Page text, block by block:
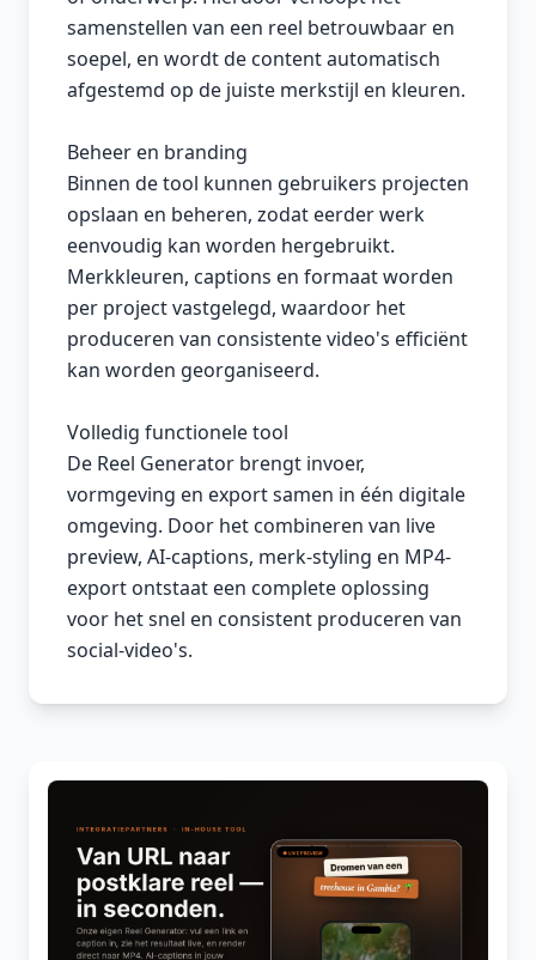
samenstellen van een reel betrouwbaar en
soepel, en wordt de content automatisch
afgestemd op de juiste merkstijl en kleuren.
Beheer en branding
Binnen de tool kunnen gebruikers projecten
opslaan en beheren, zodat eerder werk
eenvoudig kan worden hergebruikt.
Merkkleuren, captions en formaat worden
per project vastgelegd, waardoor het
produceren van consistente video's efficiënt
kan worden georganiseerd.
Volledig functionele tool
De Reel Generator brengt invoer,
vormgeving en export samen in één digitale
omgeving. Door het combineren van live
preview, AI-captions, merk-styling en MP4-
export ontstaat een complete oplossing
voor het snel en consistent produceren van
social-video's.